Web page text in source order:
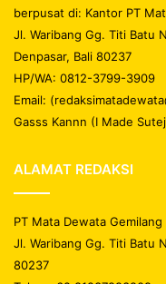
berpusat di: Kantor PT
Jl. Waribang Gg. Titi Batu
Denpasar, Bali 80237
HP/WA: 0812-3799-3909
Email:
Gasss Kannn (I Made
ALAMAT REDAKSI
PT Mata Dewata Gemilang
Jl. Waribang Gg. Titi Batu
80237